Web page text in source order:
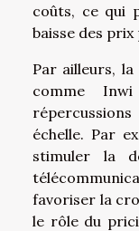
coûts, ce qui
baisse des
Par ailleurs,
comme
échelle. Par
stimuler la
favoriser la
le rôle du